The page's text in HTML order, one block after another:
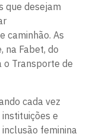
que desejam
caminhão. As
na Fabet, do
o Transporte de
cada vez
e
feminina